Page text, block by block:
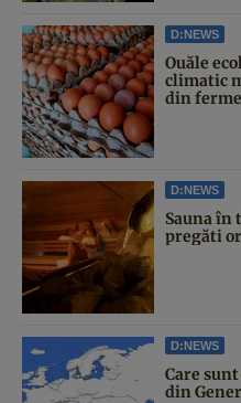
D:NEWS
Ouăle
climatic
din
D:NEWS
Sauna în
pregăti
D:NEWS
Care
din